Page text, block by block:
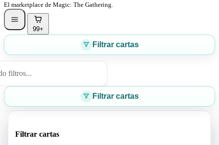
El marketplace de Magic: The Gathering.
99+
Filtrar cartas
filtros...
Filtrar cartas
Filtrar cartas